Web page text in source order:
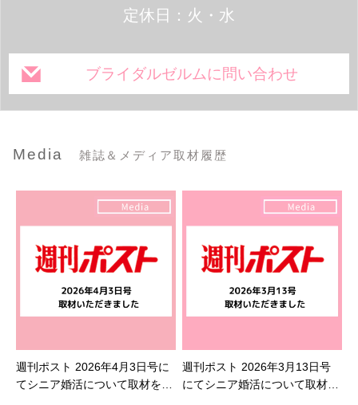
定休日：火・水
ブライダルゼルムに問い合わせ
Media 雑誌＆メディア取材履歴
週刊ポスト 2026年4月3日号に
てシニア婚活について取材を受
週刊ポスト 2026年3月13日号
にてシニア婚活について取材を